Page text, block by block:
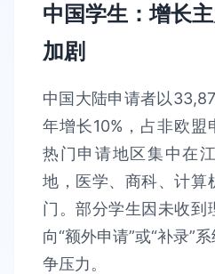
中国学生：增长
加剧
中国大陆申请者以
年增长10%，占非欧盟
热门申请地区集中在
地，医学、商科、计算
门。部分学生因未收到
向“额外申请”或“补录”
争压力。